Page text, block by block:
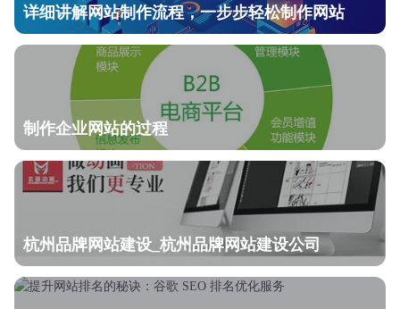
详细讲解网站制作流程，一步步轻松制作网站
制作企业网站的过程
杭州品牌网站建设_杭州品牌网站建设公司